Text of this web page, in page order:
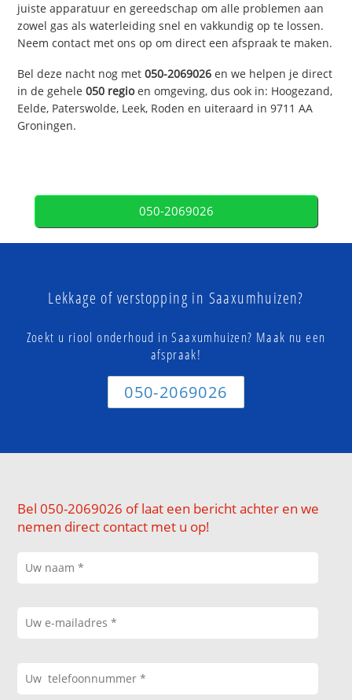
juiste apparatuur en gereedschap om alle problemen aan
zowel gas als waterleiding snel en vakkundig op te lossen.
Neem contact met ons op om direct een afspraak te maken.
Bel deze nacht nog met050-2069026 en we helpen je direct
in de gehele050 regioen omgeving, dus ook in: Hoogezand,
Eelde, Paterswolde, Leek, Roden en uiteraard in 9711 AA
Groningen.
050-2069026
Lekkage of verstopping in Saaxumhuizen?
Zoekt u riool onderhoud in Saaxumhuizen? Maak nu een
afspraak!
050-2069026
Bel 050-2069026 of laat een bericht achter en we
nemen direct contact met u op!